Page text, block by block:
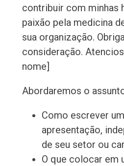
contribuir com minhas
paixão pela medicina
sua organização.
consideração.
nome]
Abordaremos o
Como escrever
apresentação,
de seu setor ou
O que colocar em